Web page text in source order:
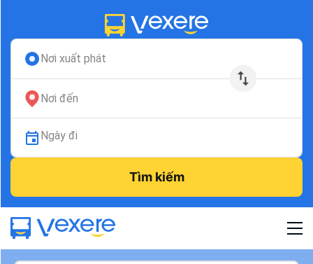
Nơi xuất phát
Nơi đến
Ngày đi
Tìm kiếm